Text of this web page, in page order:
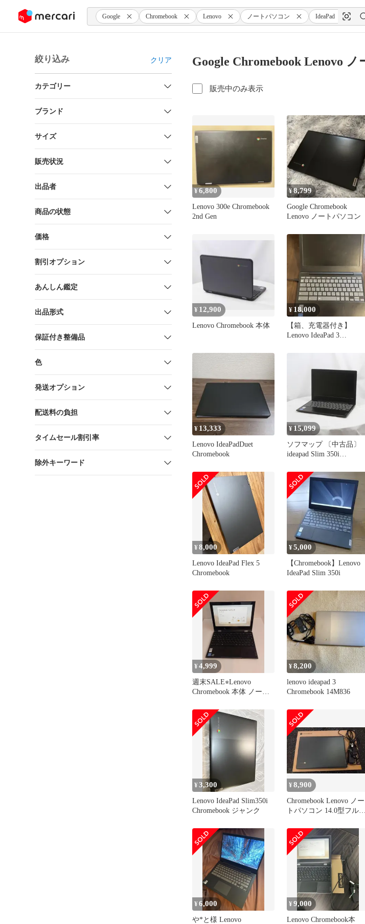
ツにスキップ Google Chromebook Lenovo ノートパソコン IdeaPad
絞り込み クリア
カテゴリー
ブランド
サイズ
販売状況
出品者
商品の状態
価格
割引オプション
あんしん鑑定
出品形式
保証付き整備品
色
発送オプション
配送料の負担
タイムセール割引率
除外キーワード
Google Chromebook Lenovo
販売中のみ表示
¥6,800
Lenovo 300e Chromebook
2nd Gen
¥8,799
Google Chromebook
Lenovo ノートパソコン
¥ 12,900
Lenovo Chromebook 本体
¥ 18,000
【箱、充電器付き】
Lenovo IdeaPad 3
¥ 13,333
Lenovo IdeaPadDuet
Chromebook
¥ 15,099
ソフマップ 〔中古品〕
ideapad Slim 350i
オニキスブラック
【377】
¥8,000
Lenovo IdeaPad Flex 5
Chromebook
¥5,000
【Chromebook】Lenovo
IdeaPad Slim 350i
¥4,999
週末SALE⭐︎Lenovo
Chromebook 本体 ノート
¥8,200
lenovo ideapad 3
Chromebook 14M836
¥3,300
Lenovo IdeaPad Slim350i
Chromebook ジャンク
¥8,900
Chromebook Lenovo ノー
トパソコン 14.0型フル
¥6,000
や*と様 Lenovo
¥9,000
Lenovo Chromebook本